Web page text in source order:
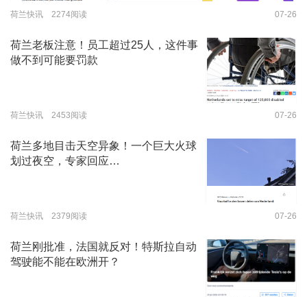
荷兰快讯 2274阅读 07-26
荷兰老板注意！员工超过25人，这件事
做不到可能要罚款
荷兰快讯 2453阅读 07-26
荷兰多地目击天空异象！一个巨大火球
划过夜空，专家回应…
荷兰快讯 2379阅读 07-26
荷兰刚批准，法国就反对！特斯拉自动
驾驶能不能在欧洲开？